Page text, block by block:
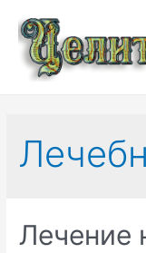
содержимому
Лечение